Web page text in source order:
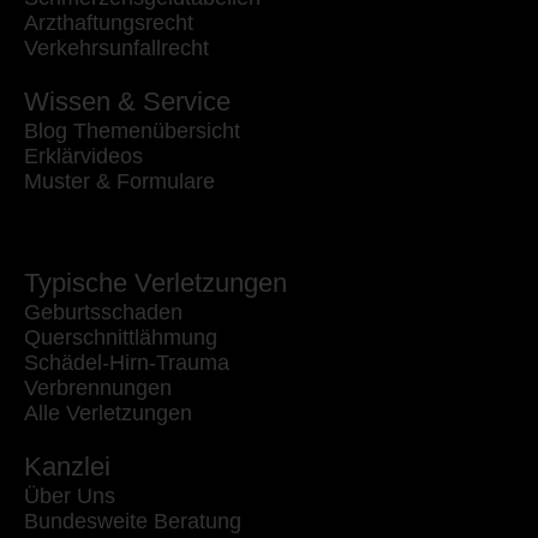
Arzthaftungsrecht
Verkehrsunfallrecht
Wissen & Service
Blog Themenübersicht
Erklärvideos
Muster & Formulare
Typische Verletzungen
Geburtsschaden
Querschnittlähmung
Schädel-Hirn-Trauma
Verbrennungen
Alle Verletzungen
Kanzlei
Über Uns
Bundesweite Beratung